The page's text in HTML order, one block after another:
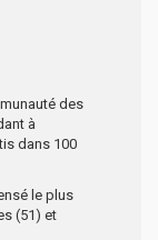
des
à
dans 100
le plus
(51) et